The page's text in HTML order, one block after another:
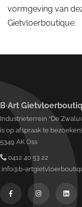
vormgeving van
Gietvloerboutique.
B·Art
Industrieterrein “De
is op afspraak te
5349 AK Oss
0412 40 53 22
info@b-